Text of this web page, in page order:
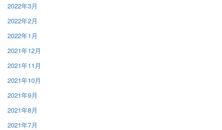
2022年3月
2022年2月
2022年1月
2021年12月
2021年11月
2021年10月
2021年9月
2021年8月
2021年7月